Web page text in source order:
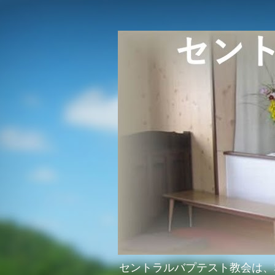
セントラルバプテスト教会は